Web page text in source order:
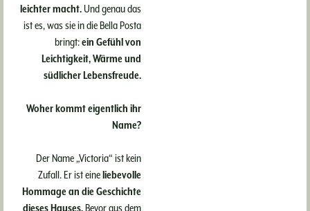
leichter macht.Und genau das
ist es, was sie in die Bella Posta
bringt:ein Gefühl von
Leichtigkeit, Wärme und
südlicher Lebensfreude.
Woher kommt eigentlich ihr
Name?
Der Name „Victoria“ ist kein
Zufall. Er ist eine liebevolle
Hommage an die Geschichte
dieses Hauses. Bevor aus dem
WEITERLESEN
Zimmer oder
Apartment?
Wer zum ersten Mal ins Bella
Posta kommt, stellt sich oft
dieselbe Frage: Soll ich ein Zimmer